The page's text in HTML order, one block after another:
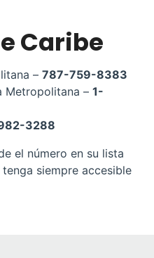
Caribe
– 787-759-8383
Metropolitana – 1-
3288
el número en su lista
siempre accesible